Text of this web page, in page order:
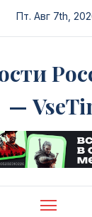
Пт. Авг 7th,
—